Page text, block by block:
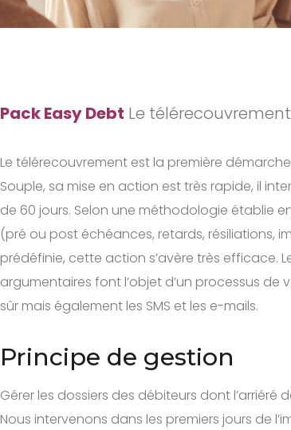
Pack Easy Debt Le télérecouvrement
Le télérecouvrement est la première
Souple, sa mise en action est très rapide, il
de 60 jours. Selon une méthodologie établie
(pré ou post échéances, retards, résiliations,
prédéfinie, cette action s’avère très efficace.
argumentaires font l’objet d’un processus
sûr mais également les SMS et les e-mails.
Principe de gestion
Gérer les dossiers des débiteurs dont
Nous intervenons dans les premiers jours de